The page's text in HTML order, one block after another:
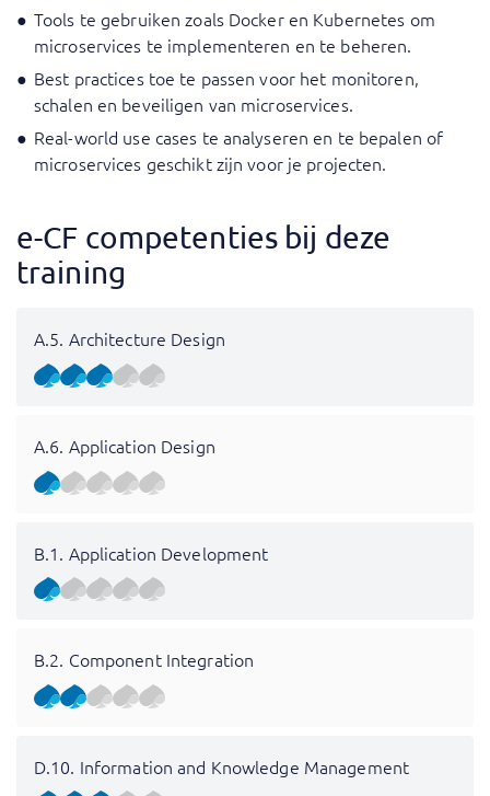
Tools te gebruiken zoals Docker en Kubernetes om
microservices te implementeren en te beheren.
Best practices toe te passen voor het monitoren,
schalen en beveiligen van microservices.
Real-world use cases te analyseren en te bepalen of
microservices geschikt zijn voor je projecten.
e-CF competenties bij deze
training
A.5. Architecture Design
A.6. Application Design
B.1. Application Development
B.2. Component Integration
D.10. Information and Knowledge Management